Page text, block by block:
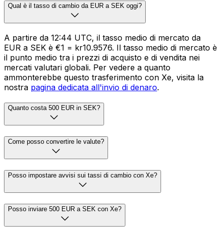
Qual è il tasso di cambio da EUR a SEK oggi?
A partire da 12:44 UTC, il tasso medio di mercato da
EUR a SEK è €1 = kr10.9576. Il tasso medio di mercato è
il punto medio tra i prezzi di acquisto e di vendita nei
mercati valutari globali. Per vedere a quanto
ammonterebbe questo trasferimento con Xe, visita la
nostra pagina dedicata all'invio di denaro.
Quanto costa 500 EUR in SEK?
Come posso convertire le valute?
Posso impostare avvisi sui tassi di cambio con Xe?
Posso inviare 500 EUR a SEK con Xe?